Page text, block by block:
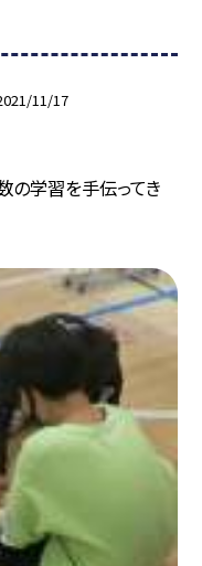
11/17
の学習を手伝ってき